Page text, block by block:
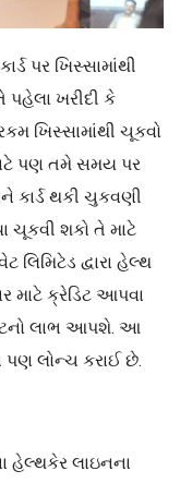
પર ખિસ્સામાંથી
ખરીદી કે
ખિસ્સામાંથી ચૂકવો
પણ તમે સમય પર
કાર્ડ થકી ચુકવણી
ચૂકવી શકો તે માટે
લિમિટેડ દ્વારા હેલ્થ
માટે ક્રેડિટ આપવા
લાભ આપશે. આ
પણ લોન્ચ કરાઈ છે.
હેલ્થકેર લાઇનના